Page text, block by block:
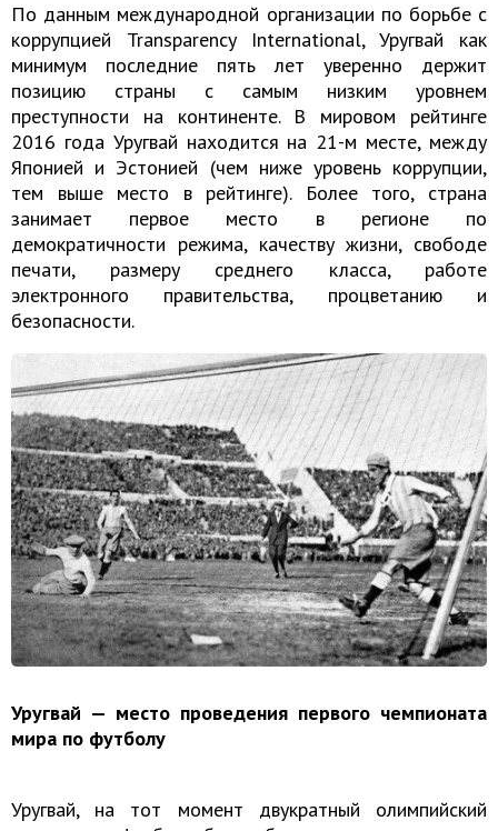
По данным международной организации по борьбе с
коррупцией Transparency International, Уругвай как
минимум последние пять лет уверенно держит
позицию страны с самым низким уровнем
преступности на континенте. В мировом рейтинге
2016 года Уругвай находится на 21-м месте, между
Японией и Эстонией (чем ниже уровень коррупции,
тем выше место в рейтинге). Более того, страна
занимает первое место в регионе по
демократичности режима, качеству жизни, свободе
печати, размеру среднего класса, работе
электронного правительства, процветанию и
безопасности.
Уругвай — место проведения первого чемпионата
мира по футболу
Уругвай, на тот момент двукратный олимпийский